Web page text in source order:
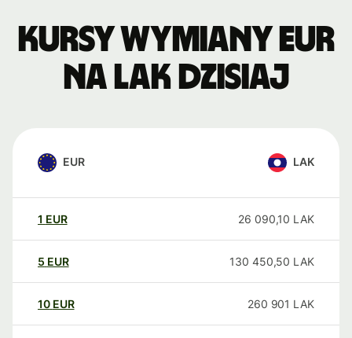
Kursy wymiany EUR
na LAK dzisiaj
EUR LAK
1 EUR 26 090,10 LAK
5 EUR 130 450,50 LAK
10 EUR 260 901 LAK